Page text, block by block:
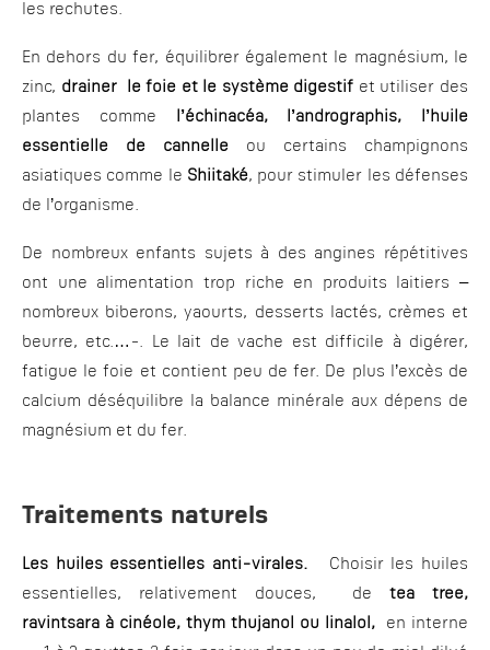
les rechutes.
En dehors du fer, équilibrer également le magnésium, le
zinc, drainer le foie et le système digestif et utiliser des
plantes comme
l’échinacéa, l’andrographis, l’huile
essentielle de cannelle ou certains champignons
asiatiques comme le Shiitaké, pour stimuler les défenses
de l’organisme.
De nombreux enfants sujets à des angines répétitives
ont une alimentation trop riche en produits laitiers –
nombreux biberons, yaourts, desserts lactés, crèmes et
beurre, etc.…-. Le lait de vache est difficile à digérer,
fatigue le foie et contient peu de fer. De plus l’excès de
calcium déséquilibre la balance minérale aux dépens de
magnésium et du fer.
Traitements naturels
Les huiles essentielles anti-virales.Choisir les huiles
essentielles, relativement douces, de tea tree,
ravintsara à cinéole, thym thujanol ou linalol, en interne